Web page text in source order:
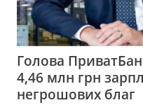
Голова
4,46 млн грн
негрошових благ